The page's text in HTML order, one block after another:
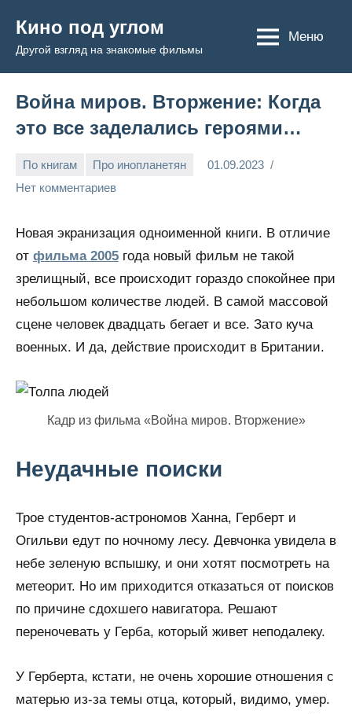
содержимому
Кино под углом
Другой взгляд на знакомые фильмы
Меню
Война миров. Вторжение: Когда
это все заделались героями…
По книгам Про инопланетян
01.09.2023
Admin
Нет комментариев
Новая экранизация одноименной книги. В отличие
от фильма 2005 года новый фильм не такой
зрелищный, все происходит гораздо спокойнее при
небольшом количестве людей. В самой массовой
сцене человек двадцать бегает и все. Зато куча
военных. И да, действие происходит в Британии.
Кадр из фильма «Война миров. Вторжение»
Неудачные поиски
Трое студентов-астрономов Ханна, Герберт и
Огильви едут по ночному лесу. Девчонка увидела в
небе зеленую вспышку, и они хотят посмотреть на
метеорит. Но им приходится отказаться от поисков
по причине сдохшего навигатора. Решают
переночевать у Герба, который живет неподалеку.
У Герберта, кстати, не очень хорошие отношения с
матерью из-за темы отца, который, видимо, умер.